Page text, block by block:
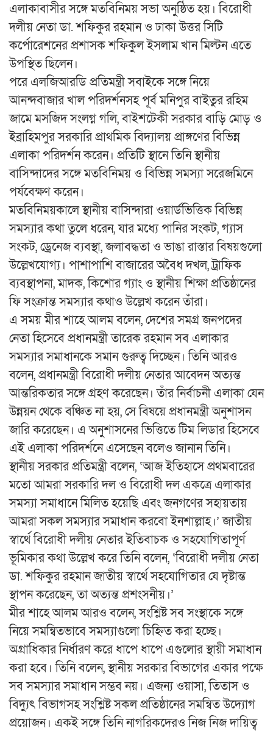
এলাকাবাসীর সঙ্গে মতবিনিময় সভা অনুষ্ঠিত হয়। বিরোধী
দলীয় নেতা ডা. শফিকুর রহমান ও ঢাকা উত্তর সিটি
কর্পোরেশনের প্রশাসক শফিকুল ইসলাম খান মিল্টন এতে
উপস্থিত ছিলেন।
পরে এলজিআরডি প্রতিমন্ত্রী সবাইকে সঙ্গে নিয়ে
আনন্দবাজার খাল পরিদর্শনসহ পূর্ব মনিপুর বাইতুর রহিম
জামে মসজিদ সংলগ্ন গলি, বাইশটেকী সরকার বাড়ি মোড় ও
ইব্রাহিমপুর সরকারি প্রাথমিক বিদ্যালয় প্রাঙ্গণের বিভিন্ন
এলাকা পরিদর্শন করেন। প্রতিটি স্থানে তিনি স্থানীয়
বাসিন্দাদের সঙ্গে মতবিনিময় ও বিভিন্ন সমস্যা সরেজমিনে
পর্যবেক্ষণ করেন।
মতবিনিময়কালে স্থানীয় বাসিন্দারা ওয়ার্ডভিত্তিক বিভিন্ন
সমস্যার কথা তুলে ধরেন, যার মধ্যে পানির সংকট, গ্যাস
সংকট, ড্রেনেজ ব্যবস্থা, জলাবদ্ধতা ও ভাঙা রাস্তার বিষয়গুলো
উল্লেখযোগ্য। পাশাপাশি বাজারের অবৈধ দখল, ট্রাফিক
ব্যবস্থাপনা, মাদক, কিশোর গ্যাং ও স্থানীয় শিক্ষা প্রতিষ্ঠানের
ফি সংক্রান্ত সমস্যার কথাও উল্লেখ করেন তাঁরা।
এ সময় মীর শাহে আলম বলেন, দেশের সমগ্র জনপদের
নেতা হিসেবে প্রধানমন্ত্রী তারেক রহমান সব এলাকার
সমস্যার সমাধানকে সমান গুরুত্ব দিচ্ছেন। তিনি আরও
বলেন, প্রধানমন্ত্রী বিরোধী দলীয় নেতার আবেদন অত্যন্ত
আন্তরিকতার সঙ্গে গ্রহণ করেছেন। তাঁর নির্বাচনী এলাকা যেন
উন্নয়ন থেকে বঞ্চিত না হয়, সে বিষয়ে প্রধানমন্ত্রী অনুশাসন
জারি করেছেন। এ অনুশাসনের ভিত্তিতে টিম লিডার হিসেবে
এই এলাকা পরিদর্শনে এসেছেন বলেও জানান তিনি।
স্থানীয় সরকার প্রতিমন্ত্রী বলেন, ‘আজ ইতিহাসে প্রথমবারের
মতো আমরা সরকারি দল ও বিরোধী দল একত্রে এলাকার
সমস্যা সমাধানে মিলিত হয়েছি এবং জনগণের সহায়তায়
আমরা সকল সমস্যার সমাধান করবো ইনশাল্লাহ।’ জাতীয়
স্বার্থে বিরোধী দলীয় নেতার ইতিবাচক ও সহযোগিতাপূর্ণ
ভূমিকার কথা উল্লেখ করে তিনি বলেন, ‘বিরোধী দলীয় নেতা
ডা. শফিকুর রহমান জাতীয় স্বার্থে সহযোগিতার যে দৃষ্টান্ত
স্থাপন করেছেন, তা অত্যন্ত প্রশংসনীয়।’
মীর শাহে আলম আরও বলেন, সংশ্লিষ্ট সব সংস্থাকে সঙ্গে
নিয়ে সমন্বিতভাবে সমস্যাগুলো চিহ্নিত করা হচ্ছে।
অগ্রাধিকার নির্ধারণ করে ধাপে ধাপে এগুলোর স্থায়ী সমাধান
করা হবে। তিনি বলেন, স্থানীয় সরকার বিভাগের একার পক্ষে
সব সমস্যার সমাধান সম্ভব নয়। এজন্য ওয়াসা, তিতাস ও
বিদ্যুৎ বিভাগসহ সংশ্লিষ্ট সকল প্রতিষ্ঠানের সমন্বিত উদ্যোগ
প্রয়োজন। একই সঙ্গে তিনি নাগরিকদেরও নিজ নিজ দায়িত্ব